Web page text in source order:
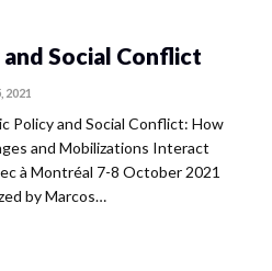
Social Conflict
2021
Policy and Social Conflict: How
and Mobilizations Interact
à Montréal 7-8 October 2021
by Marcos…